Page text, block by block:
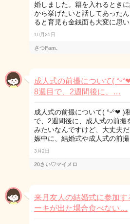
婚しました。籍を入れるとき
から挙げたいと話してあった
ると育児も金銭面も大変に思
10月25日
さつFam.
成人式の前撮について(
8週目で、2週間後に、…
成人式の前撮について( °ᵕ°❤︎ )
で、2週間後に、成人式の前撮
みたいなんですけど、大丈夫
娠中に、結婚式や成人式の前
3月2日
20さい♡マイメロ
来月友人の結婚式に参加
ーキが出た場合食べない…